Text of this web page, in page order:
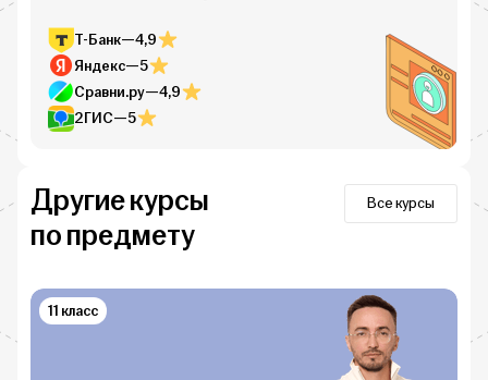
Т-Банк—4,9
Яндекс—5
Сравни.ру—4,9
2ГИС—5
Другие курсы
по предмету
Все курсы
11 класс